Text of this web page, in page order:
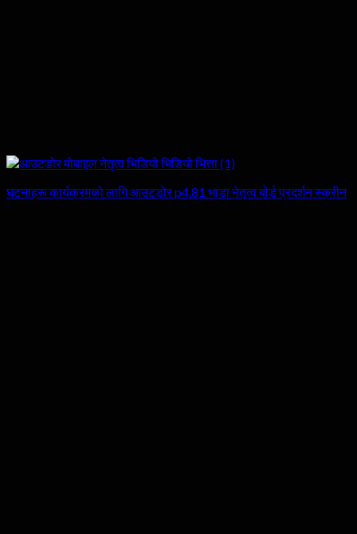
घटनाहरू कार्यक्रमको लागि आउटडोर p4.81 भाडा नेतृत्व बोर्ड प्रदर्शन स्क्रीन